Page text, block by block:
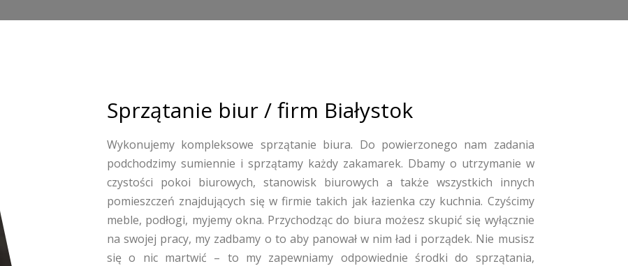
Sprzątanie biur / firm Białystok
Wykonujemy kompleksowe sprzątanie biura. Do powierzonego nam zadania
podchodzimy sumiennie i sprzątamy każdy zakamarek. Dbamy o utrzymanie w
czystości pokoi biurowych, stanowisk biurowych a także wszystkich innych
pomieszczeń znajdujących się w firmie takich jak łazienka czy kuchnia. Czyścimy
meble, podłogi, myjemy okna. Przychodząc do biura możesz skupić się wyłącznie
na swojej pracy, my zadbamy o to aby panował w nim ład i porządek. Nie musisz
się o nic martwić – to my zapewniamy odpowiednie środki do sprzątania,